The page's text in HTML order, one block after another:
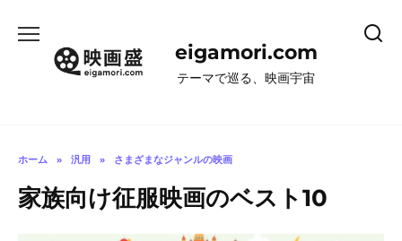
eigamori.com
テーマで巡る、映画宇宙
ホーム » 汎用 » さまざまなジャンルの映画
家族向け征服映画のベスト10